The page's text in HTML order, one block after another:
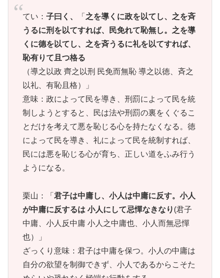
てい： 子曰く、 「 之を導くに政を以てし、之を斉
うるに刑を以てすれば、民免れて恥無し。之を導
くに德を以てし、之を斉うるに礼を以てすれば、
恥有りて且つ格る
（導之以政 齊之以刑 民免而無恥 導之以徳、斉之
以礼、有恥且格）」
意味：政によって民を導き、刑罰によって民を統
制しようとすると、民は法や刑罰の裏をくぐるこ
とだけを考えて悪を恥じる心を持たなくなる。徳
によって民を導き、礼によって民を統制すれば、
民には悪を恥じる心が育ち、正しい道をふみ行う
ようになる。
栗山：「 君子は中庸し、小人は中庸に反す。小人
が中庸に反するは 小人にして忌憚なきなり (君子
中庸、小人反中庸 小人之中庸也、小人而無忌憚
也）」
ざっくり意味：君子は中庸を保つ。小人の中庸は
自分の欲望を制御できず、小人であるからこそた